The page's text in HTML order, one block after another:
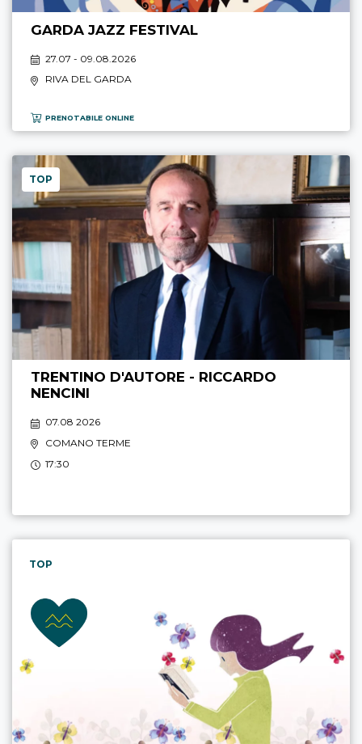
GARDA JAZZ FESTIVAL
27.07 - 09.08.2026
RIVA DEL GARDA
PRENOTABILE ONLINE
TOP
TRENTINO D'AUTORE - RICCARDO
NENCINI
07.08 2026
COMANO TERME
17:30
TOP